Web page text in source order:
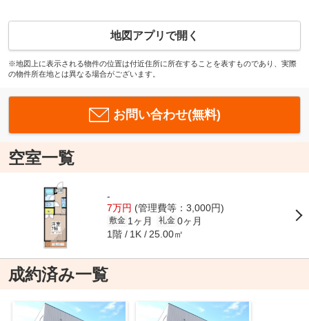
地図アプリで開く
※地図上に表示される物件の位置は付近住所に所在することを表すものであり、実際
の物件所在地とは異なる場合がございます。
お問い合わせ(無料)
空室一覧
-
7万円 (管理費等：3,000円)
敷金 1ヶ月 礼金 0ヶ月
1階 1K 25.00㎡
成約済み一覧